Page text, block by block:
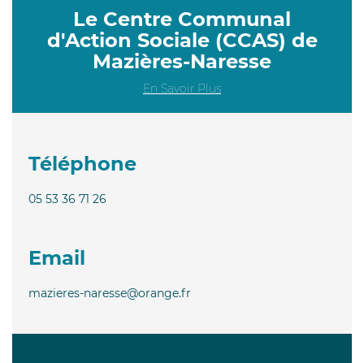
Le Centre Communal
d'Action Sociale (CCAS) de
Mazières-Naresse
En Savoir Plus
Téléphone
05 53 36 71 26
Email
mazieres-naresse@orange.fr